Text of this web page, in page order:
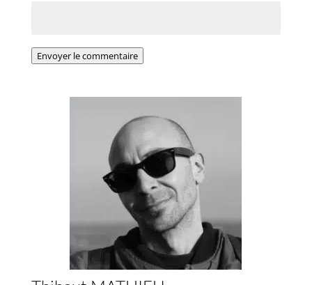
Envoyer le commentaire